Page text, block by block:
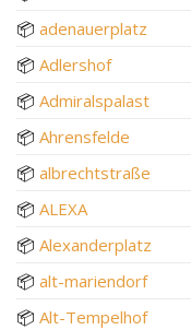
📦 adenauerplatz
📦 Adlershof
📦 Admiralspalast
📦 Ahrensfelde
📦 albrechtstraße
📦 ALEXA
📦 Alexanderplatz
📦 alt-mariendorf
📦 Alt-Tempelhof